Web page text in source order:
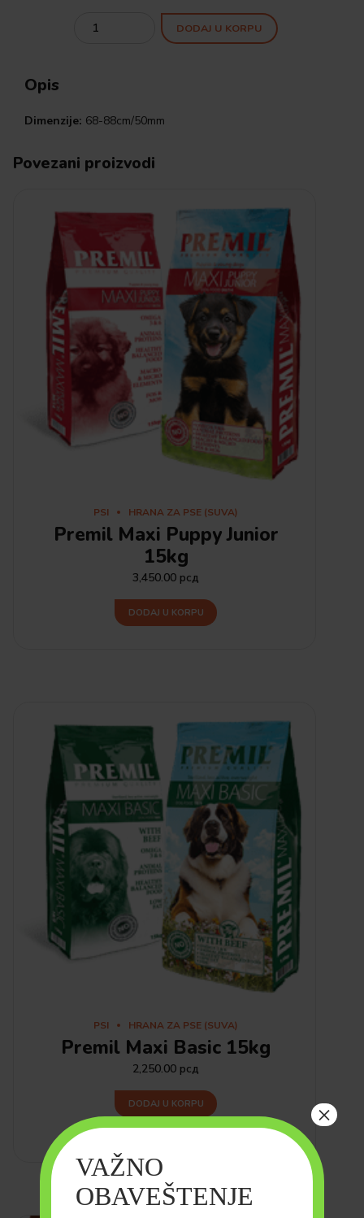
Quantity
DODAJ U KORPU
Opis
Dimenzije: 68-88cm/50mm
Povezani proizvodi
PSI HRANA ZA PSE (SUVA)
Premil Maxi Puppy Junior
15kg
3,450.00 рсд
DODAJ U KORPU
PSI HRANA ZA PSE (SUVA)
Premil Maxi Basic 15kg
2,250.00 рсд
DODAJ U KORPU
VAŽNO
OBAVEŠTENJE
×